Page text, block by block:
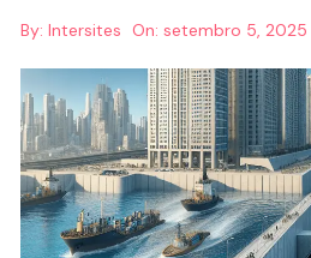
By: Intersites On:setembro 5, 2025